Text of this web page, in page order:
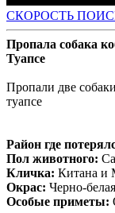
СКОРОСТЬ
Пропала собака
Туапсе
Пропали две
туапсе
Район где
Пол животного:
Кличка: Китана и
Окрас: Черно-
Особые приметы: